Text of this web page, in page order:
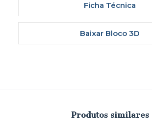
Ficha Técnica
Baixar Bloco 3D
Produtos similares